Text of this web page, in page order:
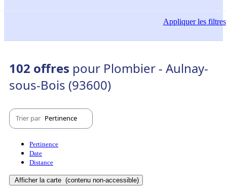
Appliquerles filtres
102 offres pour Plombier - Aulnay-
sous-Bois (93600)
Trier par Pertinence
Pertinence
Date
Distance
Afficher la carte (contenu non-accessible)